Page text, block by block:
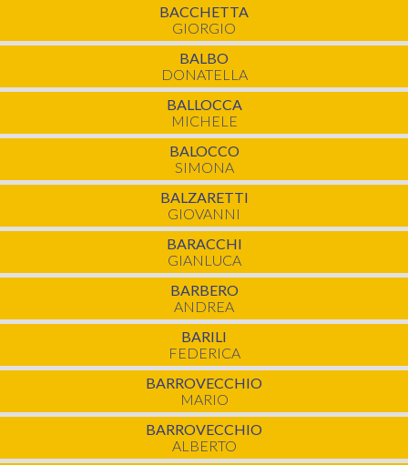
BACCHETTA
GIORGIO
BALBO
DONATELLA
BALLOCCA
MICHELE
BALOCCO
SIMONA
BALZARETTI
GIOVANNI
BARACCHI
GIANLUCA
BARBERO
ANDREA
BARILI
FEDERICA
BARROVECCHIO
MARIO
BARROVECCHIO
ALBERTO